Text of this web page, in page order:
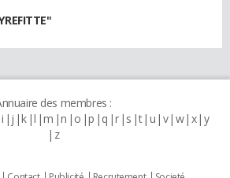
des membres :
i j k l m n o p q r s t u v w x y
z